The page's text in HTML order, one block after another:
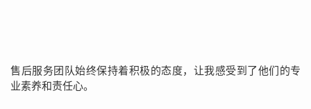
售后服务团队始终保持着积极的态度，让我感受到了他们的专
业素养和责任心。